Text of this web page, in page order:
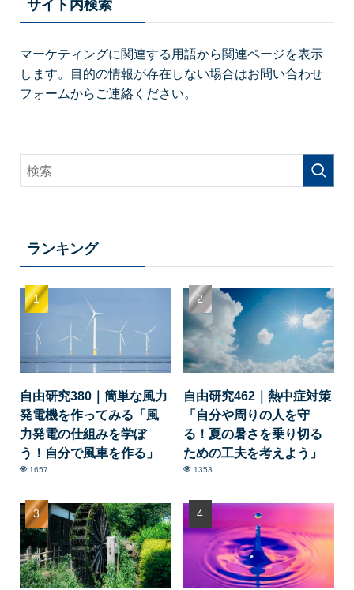
サイト内検索
マーケティングに関連する用語から関連ページを表示
します。目的の情報が存在しない場合はお問い合わせ
フォームからご連絡ください。
ランキング
自由研究380｜簡単な風力
発電機を作ってみる「風
力発電の仕組みを学ぼ
う！自分で風車を作る」
1657
自由研究462｜熱中症対策
「自分や周りの人を守
る！夏の暑さを乗り切る
ための工夫を考えよう」
1353